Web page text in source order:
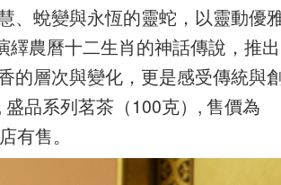
、蛻變與永恆的靈蛇，以靈動優
繹農曆十二生肖的神話傳說，推出
的層次與變化，更是感受傳統與
盛品系列茗茶（100克）, 售價為
有售。